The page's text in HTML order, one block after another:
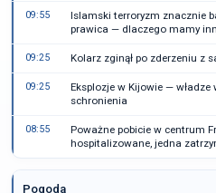
09:55
Islamski terroryzm znacznie
prawica — dlaczego mamy
09:25 Kolarz zginął po zderzeniu z
09:25
Eksplozje w Kijowie —
schronienia
08:55
Poważne pobicie w centrum
hospitalizowane, jedna
Pogoda